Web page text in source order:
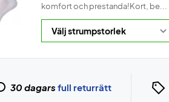
komfort och prestanda!Kort, be...
30 dagars full returrätt